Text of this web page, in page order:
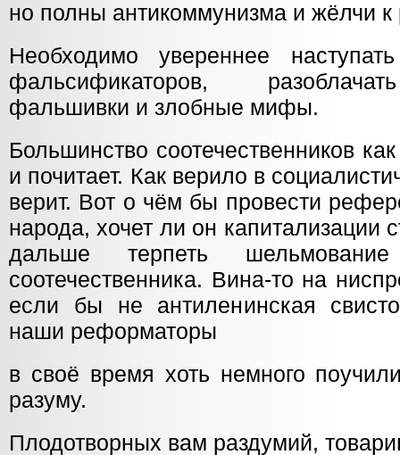
но полны антикоммунизма и жёлчи к
Необходимо увереннее
фальсификаторов,
фальшивки и злобные мифы.
Большинство соотечественников
и почитает. Как верило в
верит. Вот о чём бы провести
народа, хочет ли он капитализации
дальше терпеть
соотечественника. Вина-то на
если бы не антиленинская
наши реформаторы
в своё время хоть немного
разуму.
Плодотворных вам раздумий,